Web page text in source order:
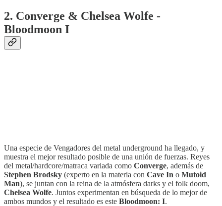
2. Converge & Chelsea Wolfe -
Bloodmoon I
Una especie de Vengadores del metal underground ha llegado, y
muestra el mejor resultado posible de una unión de fuerzas. Reyes
del metal/hardcore/matraca variada como Converge, además de
Stephen Brodsky (experto en la materia con Cave In o Mutoid
Man), se juntan con la reina de la atmósfera darks y el folk doom,
Chelsea Wolfe. Juntos experimentan en búsqueda de lo mejor de
ambos mundos y el resultado es este Bloodmoon: I.